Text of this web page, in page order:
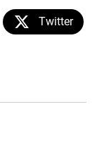
Twitter